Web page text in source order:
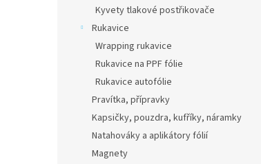
Kyvety tlakové postřikovače
Rukavice
Wrapping rukavice
Rukavice na PPF fólie
Rukavice autofólie
Pravítka, přípravky
Kapsičky, pouzdra, kufříky, náramky
Natahováky a aplikátory fólií
Magnety